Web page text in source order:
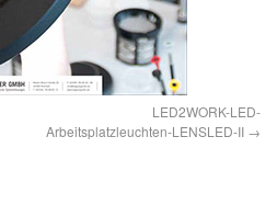
LED2WORK-LED-
Arbeitsplatzleuchten-LENSLED-II